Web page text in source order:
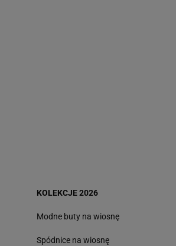
KOLEKCJE 2026
Modne buty na wiosnę
Spódnice na wiosnę